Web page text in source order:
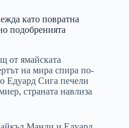
като повратна
подобренията
от ямайската
на мира спира по-
Едуард Сига печели
страната навлиза